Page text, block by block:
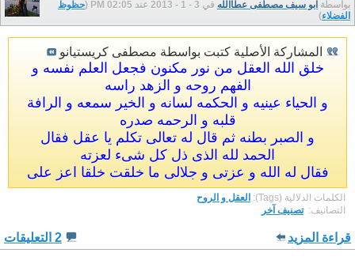
بواسطة ابو سيف مصطفى عطاالله في 3 - 1 - 2013 عند 02:05 PM (
حظوظ
الفضلاء)
المشاركة الأصلية كتبت بواسطة مصطفى كريستيانو
خلق الله العقل من نور مكنون فجعل العلم نفسه و
الفهم روحه و الزهد راسه
و الحياء عينيه و الحكمه لسانه و الخير سمعه و الرافة
قلبه و الرحمه صدره
و الصبر بطنه ثم قال له تعالى تكلم يا عقل فقال
الحمد لله الذى ذل كل شىء لعزته
فقال له الله و عزتى و جلالى ما خلقت خلقا اعز على
الكلمات الدلالية (Tags):
العقل و الروح
التصانيف: ‏تصنيف آخر
2 التعليقات قراءة المزيد